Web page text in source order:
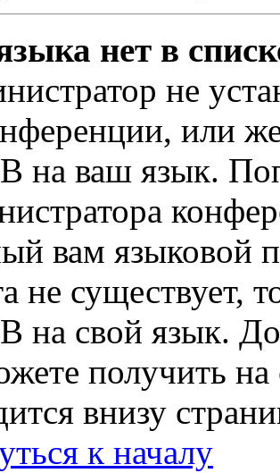
нет в
не
или
на ваш язык.
вам языковой
не существует,
на свой язык.
получить на
внизу
к началу